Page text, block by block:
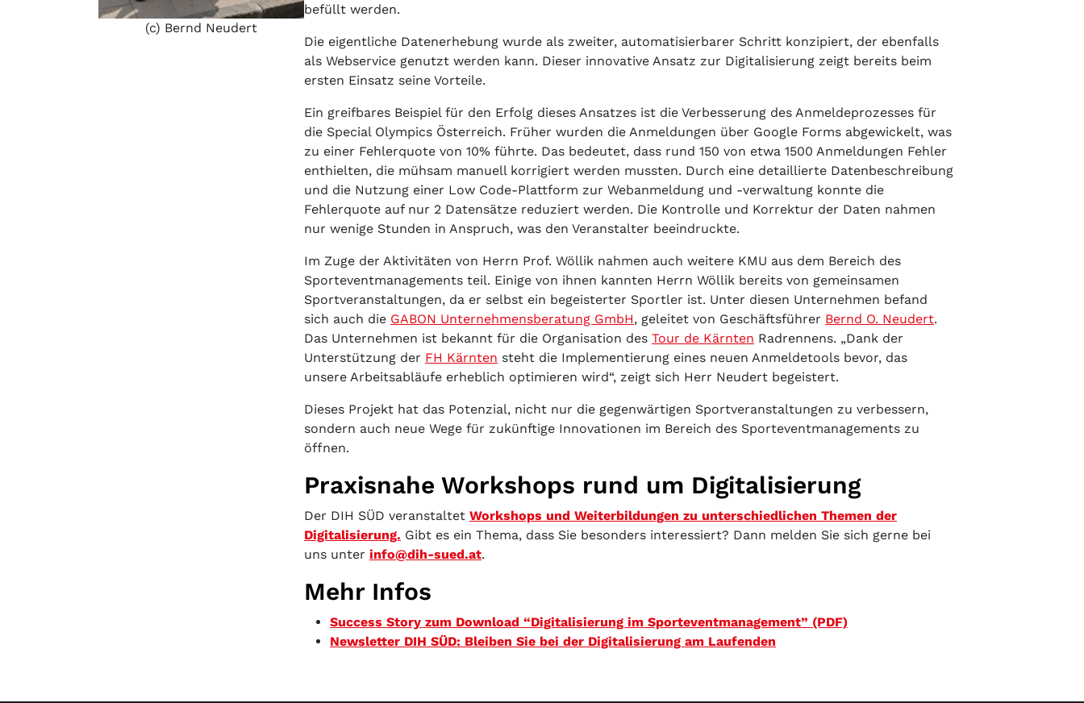
(c) Bernd Neudert
befüllt werden.
Die eigentliche Datenerhebung wurde als zweiter, automatisierbarer Schritt konzipiert, der ebenfalls
als Webservice genutzt werden kann. Dieser innovative Ansatz zur Digitalisierung zeigt bereits beim
ersten Einsatz seine Vorteile.
Ein greifbares Beispiel für den Erfolg dieses Ansatzes ist die Verbesserung des Anmeldeprozesses für
die Special Olympics Österreich. Früher wurden die Anmeldungen über Google Forms abgewickelt, was
zu einer Fehlerquote von 10% führte. Das bedeutet, dass rund 150 von etwa 1500 Anmeldungen Fehler
enthielten, die mühsam manuell korrigiert werden mussten. Durch eine detaillierte Datenbeschreibung
und die Nutzung einer Low Code-Plattform zur Webanmeldung und -verwaltung konnte die
Fehlerquote auf nur 2 Datensätze reduziert werden. Die Kontrolle und Korrektur der Daten nahmen
nur wenige Stunden in Anspruch, was den Veranstalter beeindruckte.
Im Zuge der Aktivitäten von Herrn Prof. Wöllik nahmen auch weitere KMU aus dem Bereich des
Sporteventmanagements teil. Einige von ihnen kannten Herrn Wöllik bereits von gemeinsamen
Sportveranstaltungen, da er selbst ein begeisterter Sportler ist. Unter diesen Unternehmen befand
sich auch die GABON Unternehmensberatung GmbH, geleitet von Geschäftsführer Bernd O. Neudert.
Das Unternehmen ist bekannt für die Organisation des Tour de Kärnten Radrennens. „Dank der
Unterstützung der FH Kärnten steht die Implementierung eines neuen Anmeldetools bevor, das
unsere Arbeitsabläufe erheblich optimieren wird“, zeigt sich Herr Neudert begeistert.
Dieses Projekt hat das Potenzial, nicht nur die gegenwärtigen Sportveranstaltungen zu verbessern,
sondern auch neue Wege für zukünftige Innovationen im Bereich des Sporteventmanagements zu
öffnen.
Praxisnahe Workshops rund um Digitalisierung
Der DIH SÜD veranstaltet Workshops und Weiterbildungen zu unterschiedlichen Themen der
Digitalisierung. Gibt es ein Thema, dass Sie besonders interessiert? Dann melden Sie sich gerne bei
uns unter info@dih-sued.at.
Mehr Infos
Success Story zum Download “Digitalisierung im Sporteventmanagement” (PDF)
Newsletter DIH SÜD: Bleiben Sie bei der Digitalisierung am Laufenden